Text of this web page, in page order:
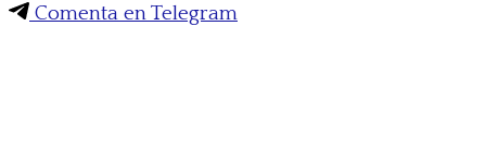
Comenta en Telegram